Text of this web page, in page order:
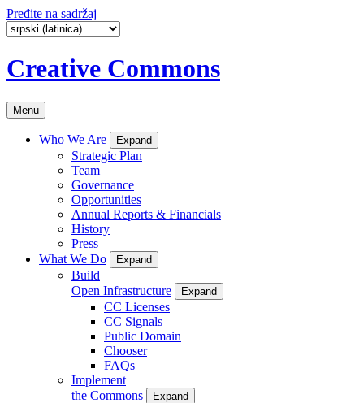
Pređite na sadržaj
Creative Commons
Menu
Who We Are Expand
Strategic Plan
Team
Governance
Opportunities
Annual Reports & Financials
History
Press
What We Do
Expand
Build
Open Infrastructure
Expand
CC Licenses
CC Signals
Public Domain
Chooser
FAQs
Implement
the Commons
Expand